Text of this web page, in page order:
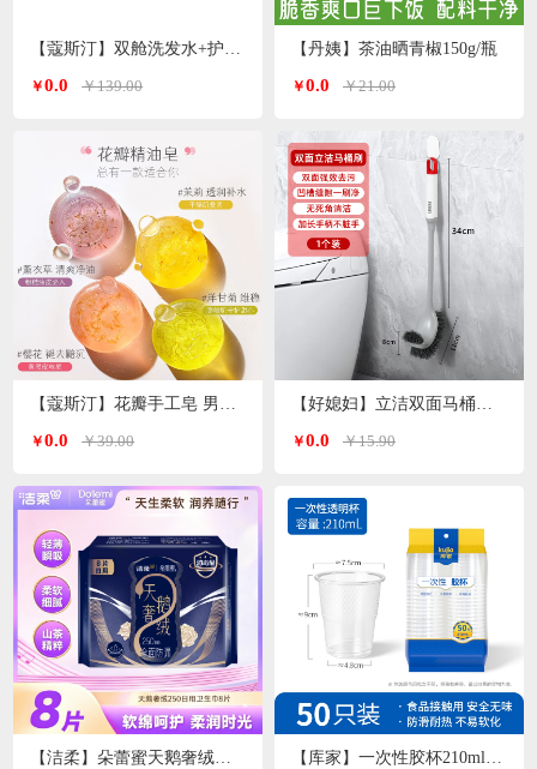
￥0.0 ￥139.00
￥0.0 ￥39.00
【洁柔】朵蕾蜜天鹅奢绒卫生巾日用250mm
【丹姨】茶油晒青椒150g/瓶
￥0.0 ￥21.00
￥0.0 ￥15.90
【库家】一次性胶杯210ml*50只/包KJ-1452